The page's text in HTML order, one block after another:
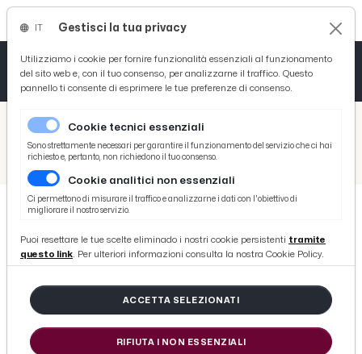
/ Picenotime
/ Motori
/ Xtra Long Vehicle, ecco la ''station wagon'' della Ssangyong
Xtra Long Vehicle, ecco la ''station
wagon'' della Ssangyong
sabato 19 novembre 2016
Gestisci la tua privacy
Utilizziamo i cookie per fornire funzionalità essenziali al funzionamento
del sito web e, con il tuo consenso, per analizzarne il traffico. Questo
pannello ti consente di esprimere le tue preferenze di consenso.
Cookie tecnici essenziali
Sono strettamente necessari per garantire il funzionamento del servizio che ci hai
richiesto e, pertanto, non richiedono il tuo consenso.
Cookie analitici non essenziali
Ci permettono di misurare il traffico e analizzarne i dati con l'obiettivo di
migliorare il nostro servizio.
Puoi resettare le tue scelte eliminado i nostri cookie persistenti tramite
questo link. Per ulteriori informazioni consulta la nostra Cookie Policy.
ACCETTA SELEZIONATI
RIFIUTA I NON ESSENZIALI
Tutto News
Tutto Sport
Basket
Ciclismo
Tutto Curiosità